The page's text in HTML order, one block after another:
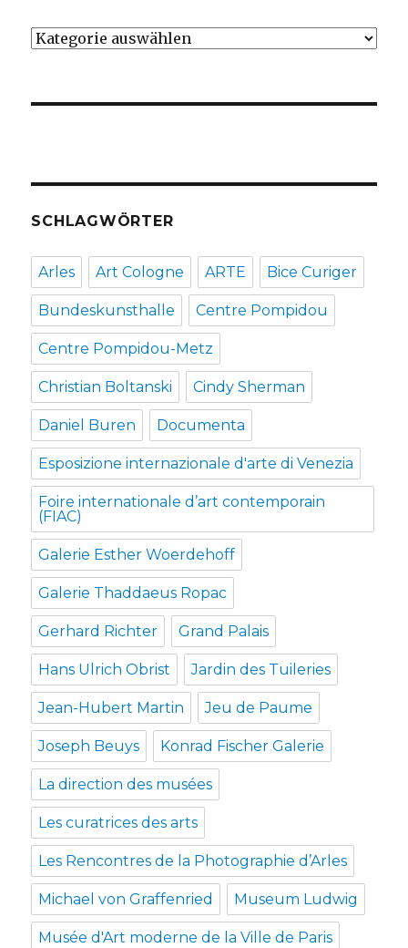
Kategorien
SCHLAGWÖRTER
Arles Art Cologne ARTE Bice Curiger
Bundeskunsthalle Centre Pompidou
Centre Pompidou-Metz
Christian Boltanski Cindy Sherman
Daniel Buren Documenta
Esposizione internazionale d'arte di Venezia
Foire internationale d’art contemporain
(FIAC)
Galerie Esther Woerdehoff
Galerie Thaddaeus Ropac
Gerhard Richter Grand Palais
Hans Ulrich Obrist Jardin des Tuileries
Jean-Hubert Martin Jeu de Paume
Joseph Beuys Konrad Fischer Galerie
La direction des musées
Les curatrices des arts
Les Rencontres de la Photographie d’Arles
Michael von Graffenried Museum Ludwig
Musée d'Art moderne de la Ville de Paris